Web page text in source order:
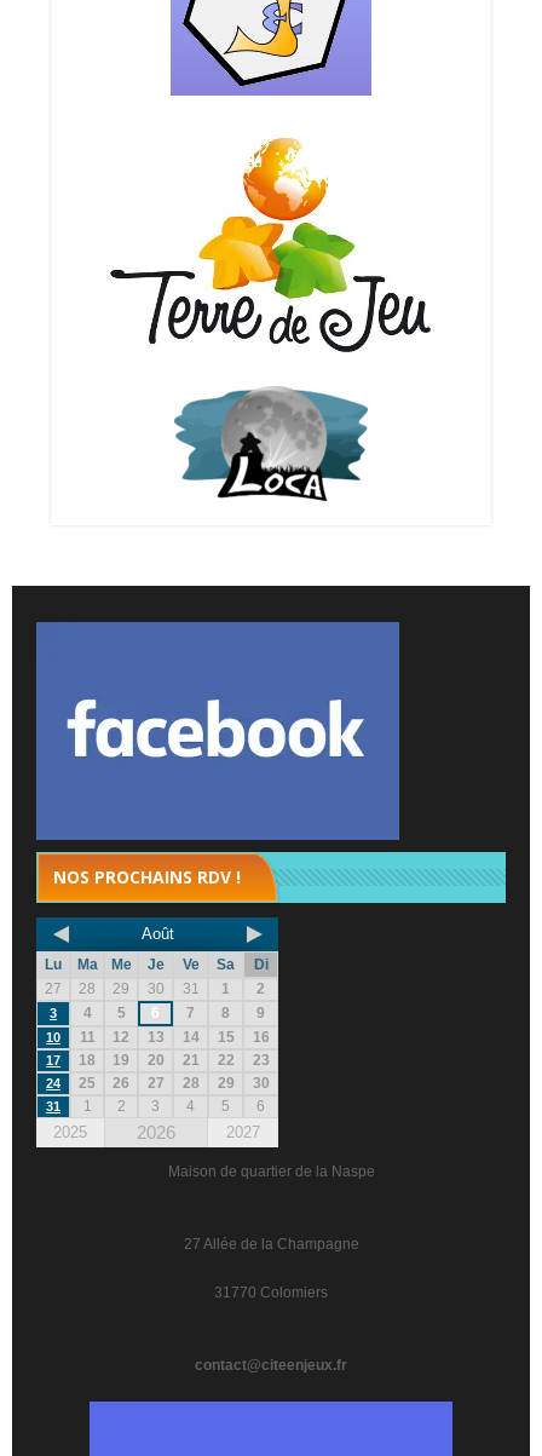
NOS PROCHAINS RDV !
Août
Lu Ma Me Je Ve Sa
Di
27
28 29 30 31 1 2
3 4 5 6 7 8 9
10 11 12 13 14 15 16
17 18 19 20 21 22 23
24 25 26 27 28 29 30
31 1 2 3 4 5 6
2025 2026 2027
Maison de quartier de la Naspe
27 Allée de la Champagne
31770 Colomiers
contact@citeenjeux.fr